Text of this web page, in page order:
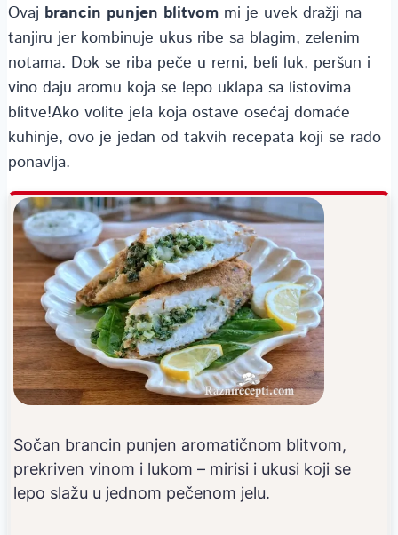
Ovaj brancin punjen blitvom mi je uvek dražji na
tanjiru jer kombinuje ukus ribe sa blagim, zelenim
notama. Dok se riba peče u rerni, beli luk, peršun i
vino daju aromu koja se lepo uklapa sa listovima
blitve!Ako volite jela koja ostave osećaj domaće
kuhinje, ovo je jedan od takvih recepata koji se rado
ponavlja.
Sočan brancin punjen aromatičnom blitvom,
prekriven vinom i lukom – mirisi i ukusi koji se
lepo slažu u jednom pečenom jelu.